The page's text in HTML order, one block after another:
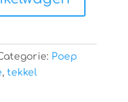
Poep
, tekkel